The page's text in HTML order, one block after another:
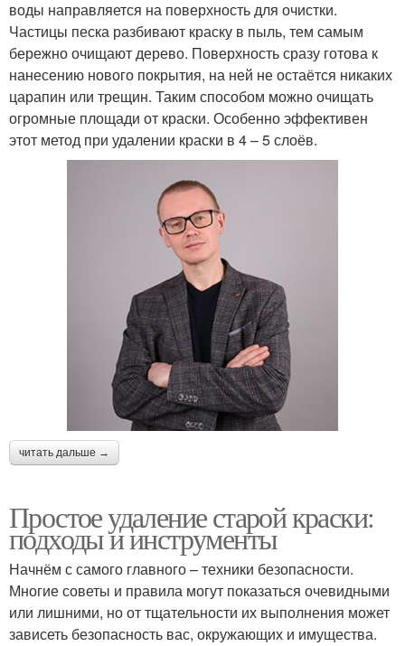
воды направляется на поверхность для очистки.
Частицы песка разбивают краску в пыль, тем самым
бережно очищают дерево. Поверхность сразу готова к
нанесению нового покрытия, на ней не остаётся никаких
царапин или трещин. Таким способом можно очищать
огромные площади от краски. Особенно эффективен
этот метод при удалении краски в 4 – 5 слоёв.
читать дальше →
Простое удаление старой краски:
подходы и инструменты
Начнём с самого главного – техники безопасности.
Многие советы и правила могут показаться очевидными
или лишними, но от тщательности их выполнения может
зависеть безопасность вас, окружающих и имущества.